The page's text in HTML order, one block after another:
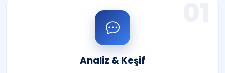
Analiz & Keşif